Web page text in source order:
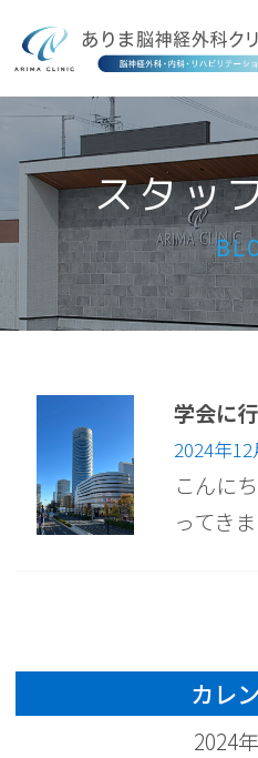
スタッ
学会に
2024年12
こんに
ってき
カレ
2024